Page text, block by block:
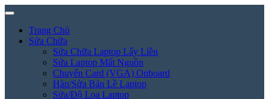
Trang Chủ
Sửa Chữa
Sửa Chữa Laptop Lấy Liền
Sửa Laptop Mất Nguồn
Chuyển Card (VGA) Onboard
Hàn/Sửa Bản Lề Laptop
Sửa/Độ Loa Laptop